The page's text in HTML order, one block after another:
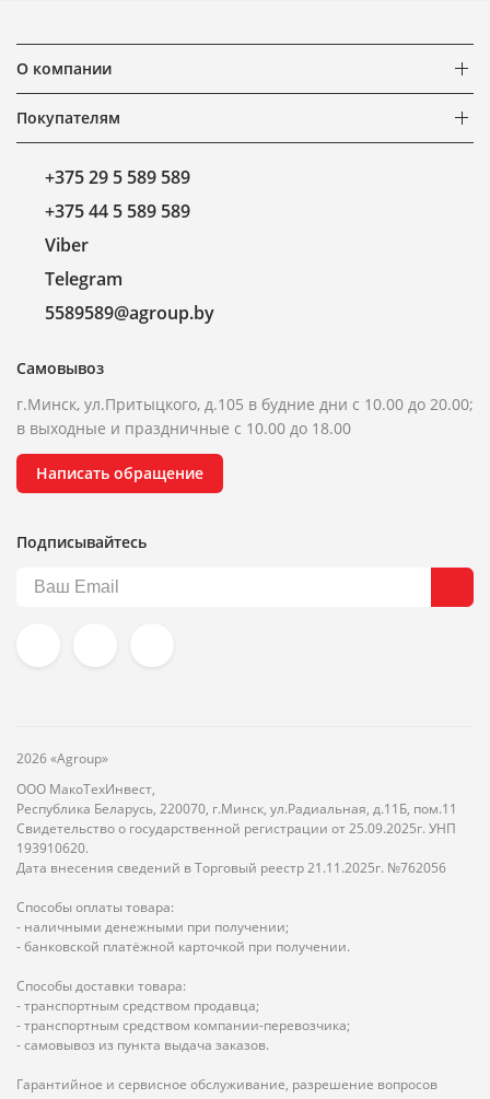
О компании
Покупателям
+375 29 5 589 589
+375 44 5 589 589
Viber
Telegram
5589589@agroup.by
Самовывоз
г.Минск, ул.Притыцкого, д.105 в будние дни с 10.00 до 20.00;
в выходные и праздничные с 10.00 до 18.00
Написать обращение
Подписывайтесь
2026 «Agroup»
ООО МакоТехИнвест,
Республика Беларусь, 220070, г.Минск, ул.Радиальная, д.11Б, пом.11
Свидетельство о государственной регистрации от 25.09.2025г. УНП
193910620.
Дата внесения сведений в Торговый реестр 21.11.2025г. №762056
Способы оплаты товара:
- наличными денежными при получении;
- банковской платёжной карточкой при получении.
Способы доставки товара:
- транспортным средством продавца;
- транспортным средством компании-перевозчика;
- самовывоз из пункта выдача заказов.
Гарантийное и сервисное обслуживание, разрешение вопросов